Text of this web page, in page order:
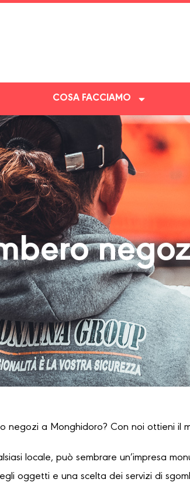
COSA FACCIAMO
negozi a Monghidoro? Con noi ottieni il
locale, può sembrare un’impresa
oggetti e una scelta dei servizi di